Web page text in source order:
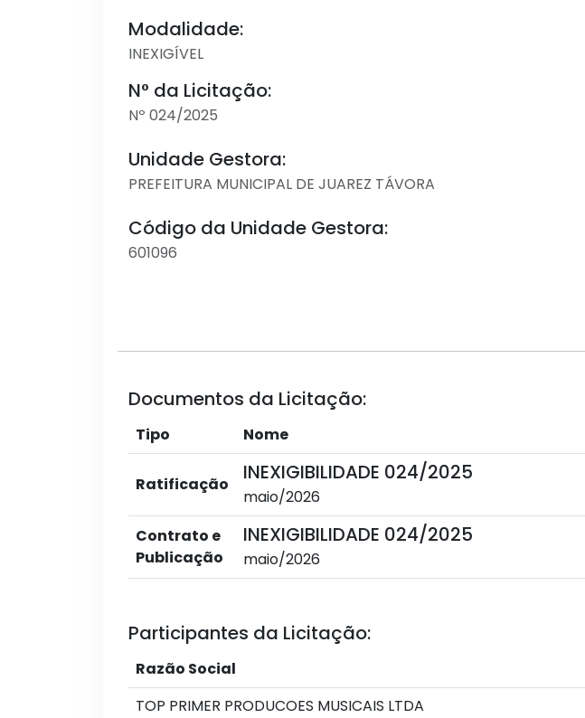
Modalidade:
INEXIGÍVEL
N° da Licitação:
Nº 024/2025
Unidade Gestora:
PREFEITURA MUNICIPAL DE JUAREZ TÁVORA
Código da Unidade Gestora:
601096
Documentos da Licitação:
Tipo Nome
Ratificação INEXIGIBILIDADE 024/2025
maio/2026
Contrato e
Publicação
INEXIGIBILIDADE 024/2025
maio/2026
Participantes da Licitação:
Razão Social
TOP PRIMER PRODUCOES MUSICAIS LTDA